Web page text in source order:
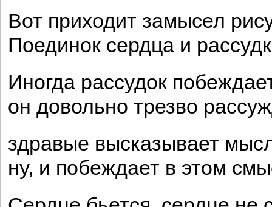
Вот приходит замысел
Поединок сердца и
Иногда рассудок
он довольно трезво
здравые высказывает
ну, и побеждает в этом